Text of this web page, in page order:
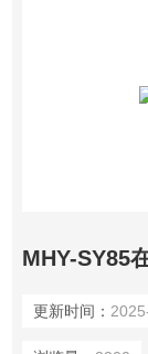
MHY-SY85
更新时间：